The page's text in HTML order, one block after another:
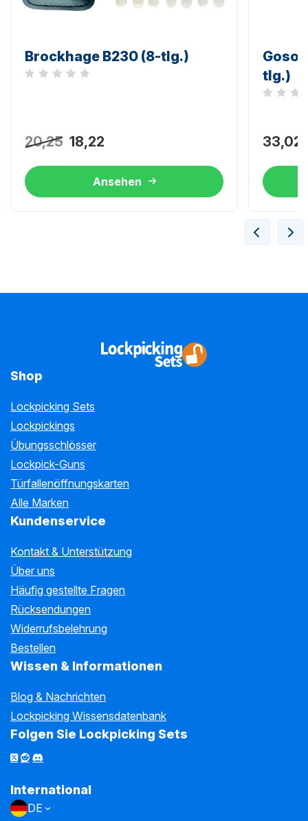
Brockhage B230 (8-tlg.)
Noch keine Bewertungen
20,25 18,22
Ansehen
Goso
tlg.)
Noch
33,02
Shop
Lockpicking Sets
Lockpickings
Übungsschlösser
Lockpick-Guns
Türfallenöffnungskarten
Alle Marken
Kundenservice
Kontakt & Unterstützung
Über uns
Häufig gestellte Fragen
Rücksendungen
Widerrufsbelehrung
Bestellen
Wissen & Informationen
Blog & Nachrichten
Lockpicking Wissensdatenbank
Folgen Sie Lockpicking Sets
International
DE